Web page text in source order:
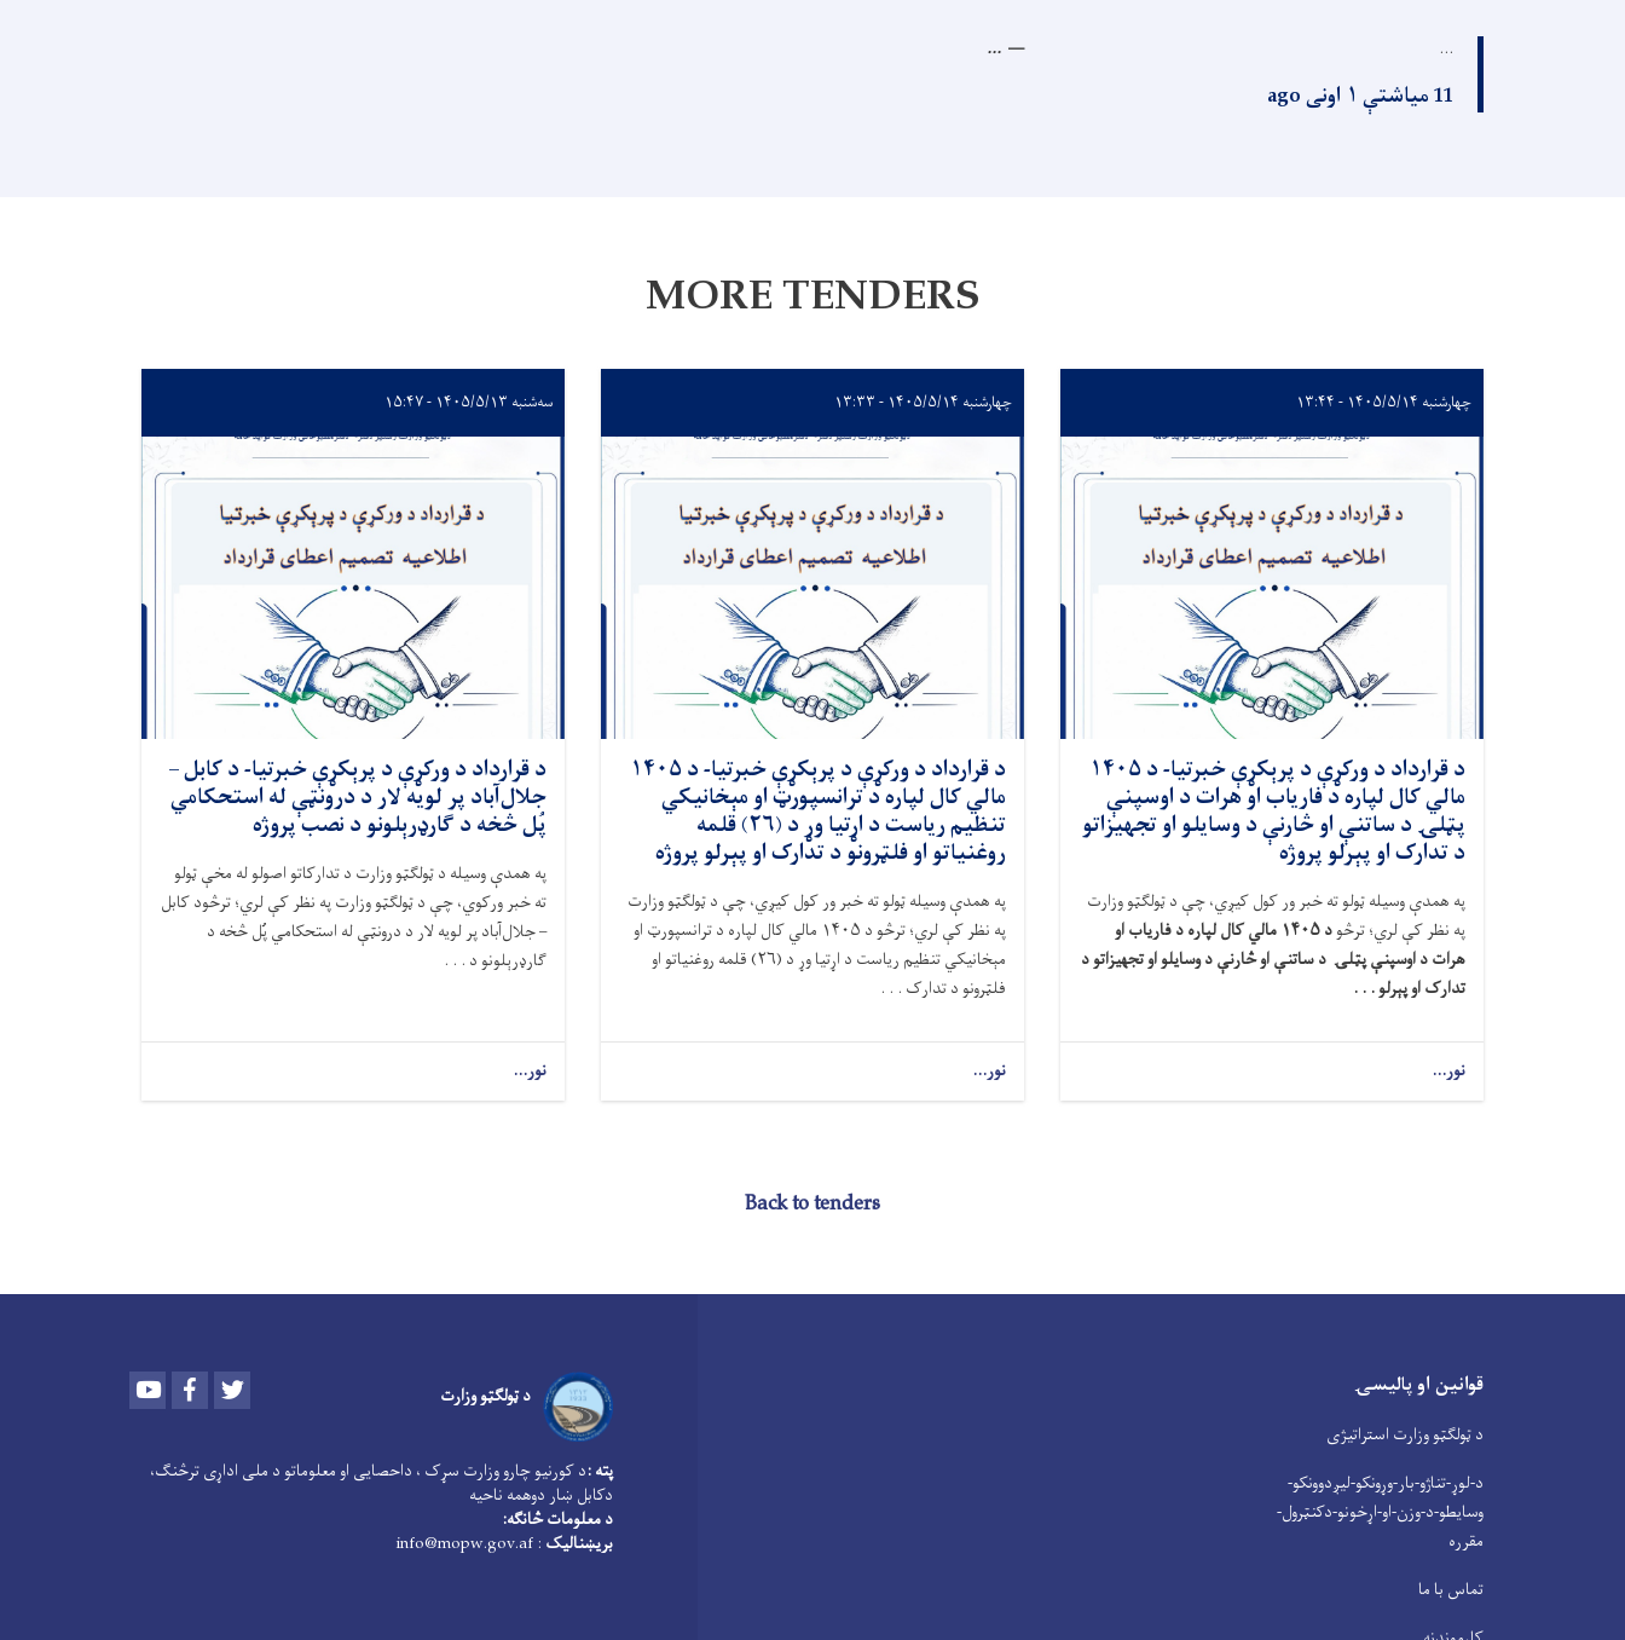
...
11 میاشتې ۱ اونی ago
...
MORE TENDERS
چهارشنبه ۱۴۰۵/۵/۱۴ - ۱۳:۴۴
د قرارداد د ورکړې د پرېکړې خبرتیا- د ۱۴۰۵
مالي کال لپاره د فاریاب او هرات د اوسپنې
پټلۍ د ساتنې او څارنې د وسایلو او تجهیزاتو
د تدارک او پېرلو پروژه
په همدې وسیلهټولو ته خبر ور کول کیږي، چې د ټولګټو وزارت
په نظر کې لري؛ ترڅود۱۴۰۵ مالي کال لپاره د فاریاب او
هرات د اوسپنې پټلۍ د ساتنې اوڅارنېد وسایلو او تجهیزاتو د
تدارک اوپېرلو . . .
نور...
چهارشنبه ۱۴۰۵/۵/۱۴ - ۱۳:۳۳
د قرارداد د ورکړې د پرېکړې خبرتیا- د ۱۴۰۵
مالي کال لپاره د ترانسپورټ او مېخانیکي
تنظیم ریاست د اړتیا وړ د (۲۶) قلمه
روغنیاتو او فلټرونو د تدارک او پېرلو پروژه
په همدې وسیلهټولو ته خبر ور کول کیږي، چې د ټولګټو وزارت
په نظر کې لري؛ ترڅو
د ۱۴۰۵ مالي کال لپاره د ترانسپورټ او
مېخانیکي تنظیم ریاست د اړتیا وړ د (۲۶)قلمه روغنیاتو او
فلټرونو د تدارک . . .
نور...
سه‌شنبه ۱۴۰۵/۵/۱۳ - ۱۵:۴۷
د قرارداد د ورکړې د پرېکړې خبرتیا- د کابل –
جلال‌آباد پر لویه لار د درونټې له استحکامي
پُل څخه د ګارډرېلونو د نصب پروژه
په همدې وسیله د ټولګټو وزارت د تدارکاتو اصولو له مخې ټولو
ته خبر ورکوي، چې د ټولګټو وزارت په نظر کې لري؛ ترڅود کابل
– جلال‌آباد پر لویه لار د درونټې له استحکامي پُل څخه د
ګارډرېلونو د . . .
نور...
Back to tenders
قوانین او پالیسۍ
د ټولګټو وزارت استراتیژی
د-لوړ-تناژو-بار-وړونکو-لیږدوونکو-
وسایطو-د-وزن-او-اړخونو-دکنټرول-
مقرره
تماس با ما
د ټولګټو وزارت Youtube Facebook
پته :د کورنیو چارو وزارت سړک ، داحصایی او معلوماتو د ملی اداړی ترڅنګ،
دکابل ښار دوهمه ناحیه
د معلومات څانګه:
بریښنالیک : info@mopw.gov.af